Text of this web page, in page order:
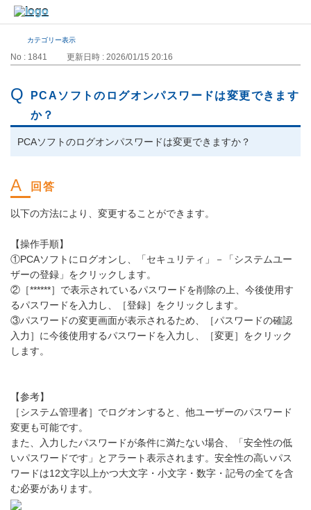
カテゴリー表示
No : 1841 更新日時 : 2026/01/15 20:16
PCAソフトのログオンパスワードは変更できます
か？
PCAソフトのログオンパスワードは変更できますか？
以下の方法により、変更することができます。
【操作手順】
①PCAソフトにログオンし、「セキュリティ」－「システムユー
ザーの登録」をクリックします。
②［******］で表示されているパスワードを削除の上、今後使用す
るパスワードを入力し、［登録］をクリックします。
③パスワードの変更画面が表示されるため、［パスワードの確認
入力］に今後使用するパスワードを入力し、［変更］をクリック
します。
【参考】
［システム管理者］でログオンすると、他ユーザーのパスワード
変更も可能です。
また、入力したパスワードが条件に満たない場合、「安全性の低
いパスワードです」とアラート表示されます。安全性の高いパス
ワードは12文字以上かつ大文字・小文字・数字・記号の全てを含
む必要があります。